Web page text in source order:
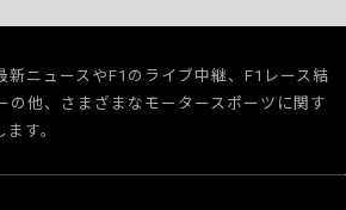
新ニュースやF1のライブ中継、F1レース結
の他、さまざまなモータースポーツに関す
す。